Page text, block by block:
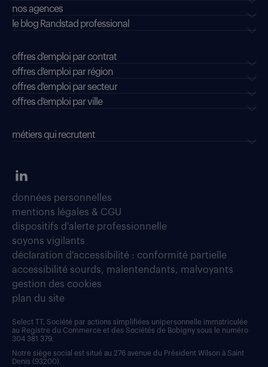
nos agences
le blog Randstad professional
offres d'emploi par contrat
offres d'emploi par région
offres d'emploi par secteur
offres d’emploi par ville
métiers qui recrutent
données personnelles
mentions légales & CGU
dispositifs d'alerte professionnelle
soyons vigilants
déclaration d'accessibilité : conformité partielle
accessibilité sourds, malentendants, malvoyants
gestion des cookies
plan du site
Select TT, Société par actions simplifiées unipersonnelle immatriculée
au Registre du Commerce et des Sociétés de Bobigny sous le numéro
304 381 379.
Notre siège social est situé au 276 avenue du Président Wilson à Saint
Denis (93200).